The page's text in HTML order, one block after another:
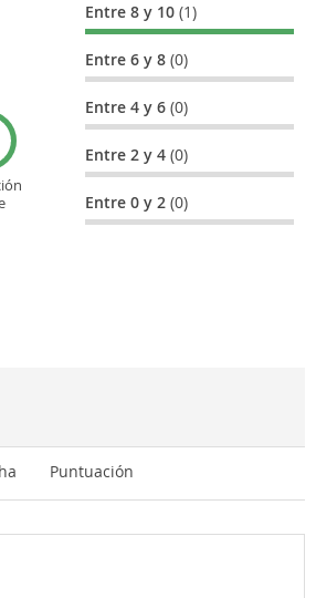
Entre 8 y 10(1)
Entre 6 y 8(0)
Entre 4 y 6(0)
Entre 2 y 4(0)
Entre 0 y 2(0)
Puntuación